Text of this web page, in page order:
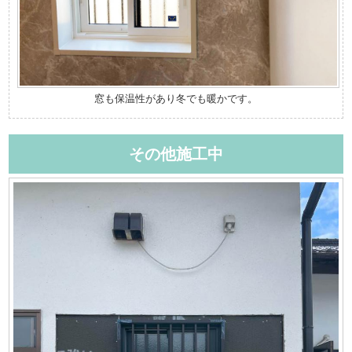
窓も保温性があり冬でも暖かです。
その他施工中